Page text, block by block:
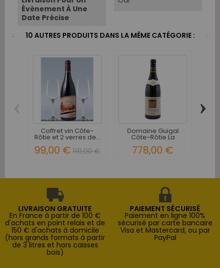
Évènement À Une
Date Précise
10 AUTRES PRODUITS DANS LA MÊME CATÉGORIE :
Coffret vin Côte-
Rôtie et 2 verres de...
99,00 € 110,00 €
Domaine Guigal
Côte-Rôtie La
778,00 €
›
LIVRAISON GRATUITE
En France à partir de 100 €
d'achats en point relais et de
150 € d'achats à domicile
(hors grands formats à partir
de 3 litres et hors caisses
bois)
PAIEMENT SÉCURISÉ
Paiement en ligne 100%
sécurisé par carte bancaire
Visa et Mastercard, ou par
PayPal